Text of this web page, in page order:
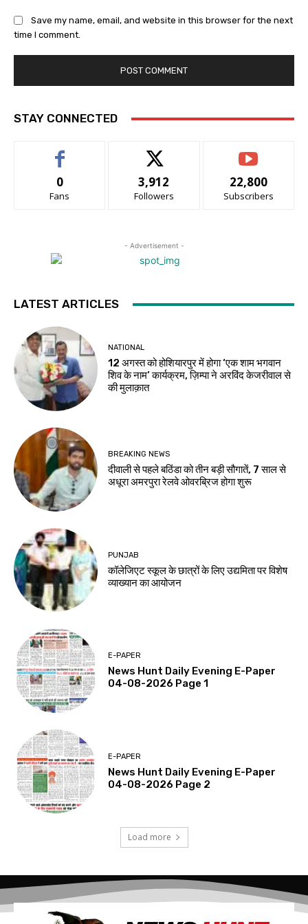
Save my name, email, and website in this browser for the next
time I comment.
STAY CONNECTED
0
Fans
3,912
Followers
22,800
Subscribers
- Advertisement -
LATEST ARTICLES
NATIONAL
12 अगस्त को होशियारपुर में होगा ‘एक शाम भगवान
शिव के नाम’ कार्यक्रम, ज़िम्पा ने अरविंद केजरीवाल से
की मुलाक़ात
BREAKING NEWS
दीवाली से पहले बठिंडा को तीन बड़ी सौगातें, 7 साल से
अधूरा अमरपुरा रेलवे ओवरब्रिज होगा शुरू
PUNJAB
कॉलेजिएट स्कूल के छात्रों के लिए उद्यमिता पर विशेष
व्याख्यान का आयोजन
E-PAPER
News Hunt Daily Evening E-Paper
04-08-2026 Page 1
E-PAPER
News Hunt Daily Evening E-Paper
04-08-2026 Page 2
Load more